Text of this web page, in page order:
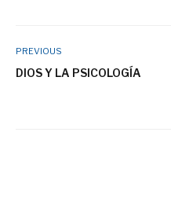
PREVIOUS
DIOS Y LA PSICOLOGÍA